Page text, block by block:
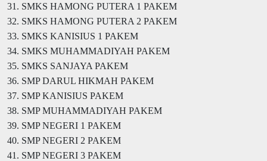
31. SMKS HAMONG PUTERA 1 PAKEM
32. SMKS HAMONG PUTERA 2 PAKEM
33. SMKS KANISIUS 1 PAKEM
34. SMKS MUHAMMADIYAH PAKEM
35. SMKS SANJAYA PAKEM
36. SMP DARUL HIKMAH PAKEM
37. SMP KANISIUS PAKEM
38. SMP MUHAMMADIYAH PAKEM
39. SMP NEGERI 1 PAKEM
40. SMP NEGERI 2 PAKEM
41. SMP NEGERI 3 PAKEM